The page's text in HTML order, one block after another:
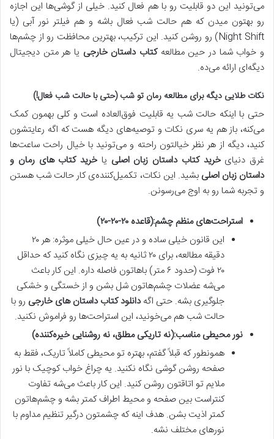
می‌تونید این دو قابلیت رو با هم فعال کنید. خیلی از گوشی‌ها این اجازه
رو بهتون میدن که هم حالت شب فعال باشه و هم فیلتر نور آبی (یا
Night Shift) رو روشن کنید. این ترکیب، بهترین محافظت رو از چشم‌ها
و خواب شما در حین مطالعهکتاب داستان خارجی یا هر متن دیجیتال
دیگه‌ای ارائه می‌ده.
نکات طلایی دیگه برای مطالعه رمان تو شب (حتی با حالت شب فعال!)
حتی با اینکه حالت شب یه قابلیت فوق‌العاده است و کلی بهمون کمک
می‌کنه، باز هم یه سری نکات و توصیه‌های دیگه هست که اگه رعایتشون
کنید، دیگه از هر نظر خیالتون راحته و می‌تونید با خیال راحت ساعت‌ها
غرق دنیایخرید کتاب داستان زبان اصلی یاخرید کتاب‌ های رمان و
داستان زبان اصلی بشید. این نکات، تکمیل‌کننده‌ی کار حالت شب هستن
و تجربه شما رو به اوج می‌رسونن.
استراحت‌های منظم چشم:(قاعده ۲۰-۲۰-۲۰)
این قانون خیلی ساده و در عین حال خیلی موثره: هر ۲۰
دقیقه مطالعه، برای ۲۰ ثانیه به یه چیزی نگاه کنید که حداقل
۲۰ فوت (حدود ۶ متر) باهاتون فاصله داره. این کار باعث
می‌شه عضلات چشم‌هاتون شل بشن و از خستگی و خشکی
جلوگیری بشه. حتی اگهدانلود کتاب داستان های خارجی رو با
حالت شب هم می‌خونید، این استراحت‌ها رو فراموش نکنید.
نور محیطی مناسب:(نه تاریکی مطلق، نه روشنایی خیره‌کننده)
همونطور که قبلاً گفتم، بهتره تو محیطی کاملاً تاریک، فقط به
صفحه روشن گوشی نگاه نکنید. یه چراغ خواب کوچیک با نور
ملایم تو اتاقتون روشن کنید. این کار باعث می‌شه تفاوت
کنتراست بین صفحه و محیط اطراف کمتر بشه و چشم‌هاتون
کمتر اذیت بشن. هدف اینه که چشمتون درگیر تنظیم مداوم با
نورهای مختلف نشه.